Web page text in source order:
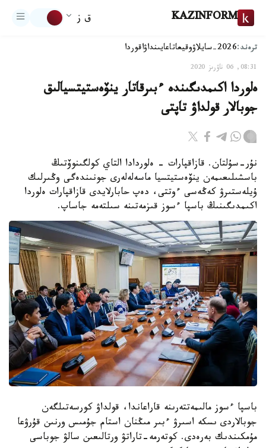
KAZINFORM ق ز
ترەند:2026-سايلاۋ وقيعاتاعايىنداۋاقوردا
08:31, 06 ناۋرىز 2020
ەلوردا اكىمدىگىندە ءبىرقاتار ينۆەستيتسيالىق
جوبالار قولداۋ تاپتى
نۇر-سۇلتان. قازاقپارات - ەلوردادا التاي كولگىنوۆتىڭ
باسشىلىعىمەن ينۆەستيتسيا ماسەلەلەرى جونىندەگى وڭىرلىك
ۇيلەستىرۋ كەڭەسى ءوتتى، دەپ حابارلايدى قازاقپارات ەلوردا
اكىمدىگىنىڭ باسپا ءسوز قىزمەتىنە سىلتەمە جاساپ.
باسپا ءسوز مالىمەتتەرىنە قاراعاندا، قولداۋ كورسەتىلگەن
جوبالاردى ىسكە اسىرۋ ءبىر مىڭنان استام جۇمىس ورنىن قۇرۋعا
مۇمكىندىك بەرەدى. كوتەرمە-تاراتۋ ورتالىعىن سالۋ جوباسى